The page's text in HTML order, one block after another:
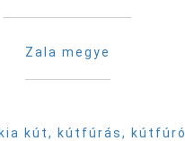
Zala megye
kút, kútfúrás, kútfúró